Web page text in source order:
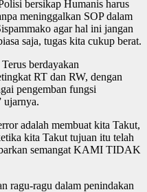
bersikap Humanis harus
meninggalkan SOP dalam
agar hal ini jangan
saja, tugas kita cukup berat.
berdayakan
RT dan RW, dengan
pengemban fungsi
ujarnya.
adalah membuat kita Takut,
kita Takut tujuan itu telah
semangat KAMI TIDAK
ragu-ragu dalam penindakan